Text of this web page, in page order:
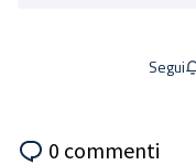
Segui
0 commenti